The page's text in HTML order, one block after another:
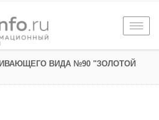
ВИДА №90 "ЗОЛОТОЙ